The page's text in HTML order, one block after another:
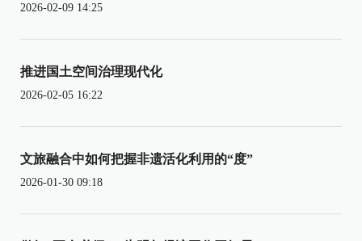
2026-02-09 14:25
推进国土空间治理现代化
2026-02-05 16:22
文旅融合中如何把握非遗活化利用的“度”
2026-01-30 09:18